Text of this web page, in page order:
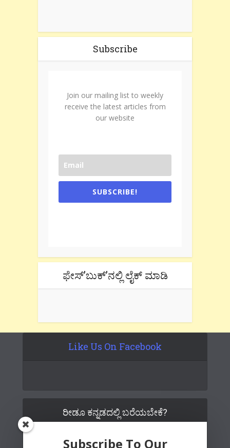
Subscribe
Join our mailing list to weekly
receive the latest articles from
our website
SUBSCRIBE!
ಫೇಸ್’ಬುಕ್’ನಲ್ಲಿ ಲೈಕ್ ಮಾಡಿ
Like Us On Facebook
ರೀಡೂ ಕನ್ನಡದಲ್ಲಿ ಬರೆಯಬೇಕೆ?
Subscribe To Our